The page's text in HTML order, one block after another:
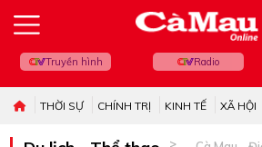
Truyền hình Radio
THỜI SỰ CHÍNH TRỊ KINH TẾ XÃ HỘI